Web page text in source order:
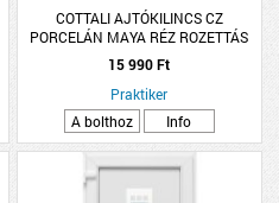
COTTALI AJTÓKILINCS CZ
PORCELÁN MAYA RÉZ ROZETTÁS
15 990 Ft
Praktiker
A bolthoz
Info